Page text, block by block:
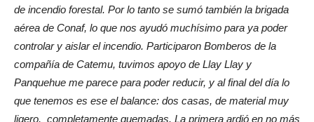
de incendio forestal. Por lo tanto se sumó también la brigada
aérea de Conaf, lo que nos ayudó muchísimo para ya poder
controlar y aislar el incendio. Participaron Bomberos de la
compañía de Catemu, tuvimos apoyo de Llay Llay y
Panquehue me parece para poder reducir, y al final del día lo
que tenemos es ese el balance: dos casas, de material muy
ligero, completamente quemadas. La primera ardió en no más